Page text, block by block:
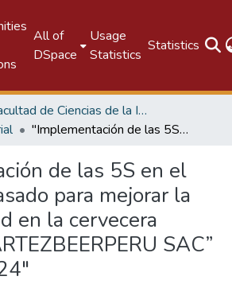
All of
DSpace
Usage
Statistics
Statistics
Facultad de Ciencias de la Ingeniería
"Implementación de las 5S en el área de envasado para mejorar la productividad en la cervecera artesanal "ARTEZBEERPERU SAC” Pampas, 2024"
de las 5S en el
para mejorar la
en la cervecera
SAC”